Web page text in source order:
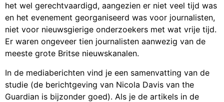
het wel gerechtvaardigd, aangezien er niet veel tijd was
en het evenement georganiseerd was voor journalisten,
niet voor nieuwsgierige onderzoekers met wat vrije tijd.
Er waren ongeveer tien journalisten aanwezig van de
meeste grote Britse nieuwskanalen.
In de mediaberichten vind je een samenvatting van de
studie (de berichtgeving van Nicola Davis van the
Guardian is bijzonder goed). Als je de artikels in de